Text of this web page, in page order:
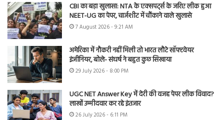
CBI का बड़ा खुलासा: NTA के एक्सपर्ट्स के जरिए लीक हुआ
NEET-UG का पेपर, चार्जशीट में चौंकाने वाले खुलासे
7 August 2026 - 9:21 AM
अमेरिका में नौकरी नहीं मिली तो भारत लौटे सॉफ्टवेयर
इंजीनियर, बोले- संघर्ष ने बहुत कुछ सिखाया
29 July 2026 - 8:00 PM
UGC NET Answer Key में देरी की वजह पेपर लीक विवाद?
लाखों उम्मीदवार कर रहे इंतजार
26 July 2026 - 6:11 PM